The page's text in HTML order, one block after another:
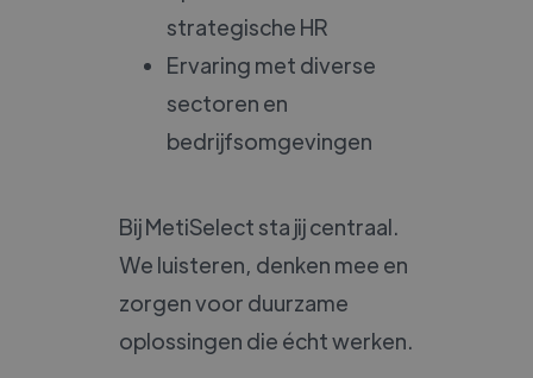
strategische HR
Ervaring met diverse
sectoren en
bedrijfsomgevingen
Bij MetiSelect sta jij centraal.
We luisteren, denken mee en
zorgen voor duurzame
oplossingen die écht werken.